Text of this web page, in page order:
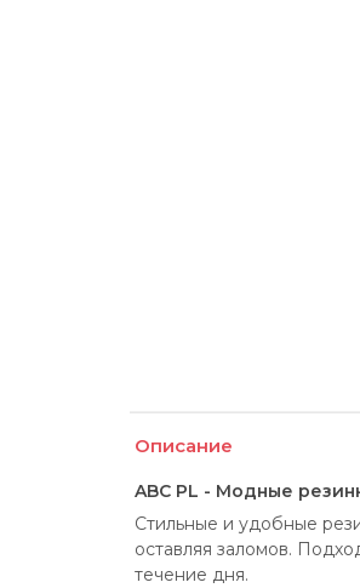
Описание
ABC PL - Модные
Стильные и удобные
оставляя заломов.
течение дня.